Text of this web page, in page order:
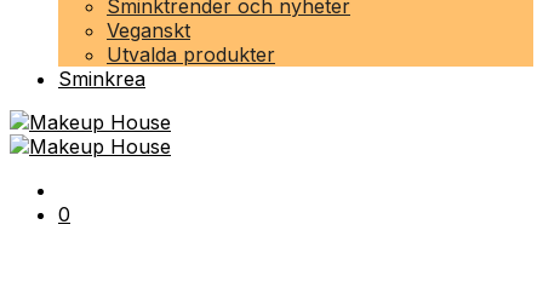
Sminktrender och nyheter
Veganskt
Utvalda produkter
Sminkrea
0